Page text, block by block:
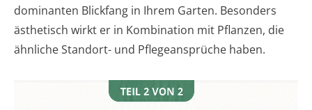
dominanten Blickfang in Ihrem Garten. Besonders
ästhetisch wirkt er in Kombination mit Pflanzen, die
ähnliche Standort- und Pflegeansprüche haben.